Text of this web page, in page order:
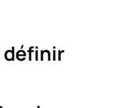
définir